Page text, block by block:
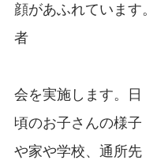
顔があふれています
者
会を実施します。日
頃のお子さんの様子
や家や学校、通所先